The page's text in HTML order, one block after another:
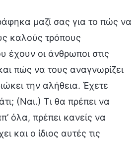
μαζί σας για το πώς να
καλούς τρόπους
έχουν οι άνθρωποι στις
πώς να τους αναγνωρίζει
την αλήθεια. Έχετε
(Ναι.) Τι θα πρέπει να
όλα, πρέπει κανείς να
και ο ίδιος αυτές τις